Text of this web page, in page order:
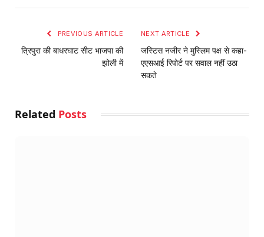
PREVIOUS ARTICLE
त्रिपुरा की बाधरघाट सीट भाजपा की
झोली में
NEXT ARTICLE
जस्टिस नजीर ने मुस्लिम पक्ष से कहा-
एएसआई रिपोर्ट पर सवाल नहीं उठा
सकते
Related Posts